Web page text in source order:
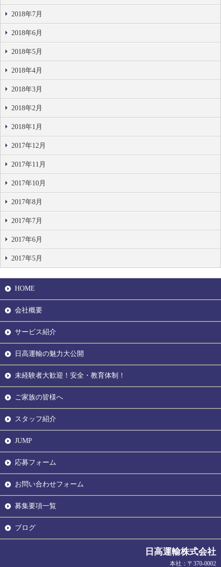
2018年7月
2018年6月
2018年5月
2018年4月
2018年3月
2018年2月
2018年1月
2017年12月
2017年11月
2017年10月
2017年8月
2017年7月
2017年6月
2017年5月
HOME
会社概要
サービス紹介
日高運輸の魅力大公開
未経験者大歓迎！安全・教育体制！
ご家族の皆様へ
スタッフ紹介
JUMP
応募フォーム
お問い合わせフォーム
募集要項一覧
ブログ
日高運輸株式会社
本社：〒370-0002